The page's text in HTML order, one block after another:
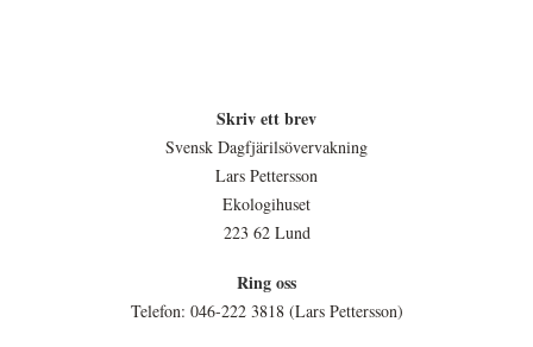
Skriv ett brev
Svensk Dagfjärilsövervakning
Lars Pettersson
Ekologihuset
223 62 Lund
Ring oss
Telefon: 046-222 3818 (Lars Pettersson)